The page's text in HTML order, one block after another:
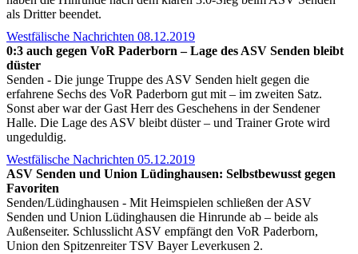
als Dritter beendet.
Westfälische Nachrichten 08.12.2019
0:3 auch gegen VoR Paderborn – Lage des ASV Senden bleibt
düster
Senden - Die junge Truppe des ASV Senden hielt gegen die
erfahrene Sechs des VoR Paderborn gut mit – im zweiten Satz.
Sonst aber war der Gast Herr des Geschehens in der Sendener
Halle. Die Lage des ASV bleibt düster – und Trainer Grote wird
ungeduldig.
Westfälische Nachrichten 05.12.2019
ASV Senden und Union Lüdinghausen: Selbstbewusst gegen
Favoriten
Senden/Lüdinghausen - Mit Heimspielen schließen der ASV
Senden und Union Lüdinghausen die Hinrunde ab – beide als
Außenseiter. Schlusslicht ASV empfängt den VoR Paderborn,
Union den Spitzenreiter TSV Bayer Leverkusen 2.